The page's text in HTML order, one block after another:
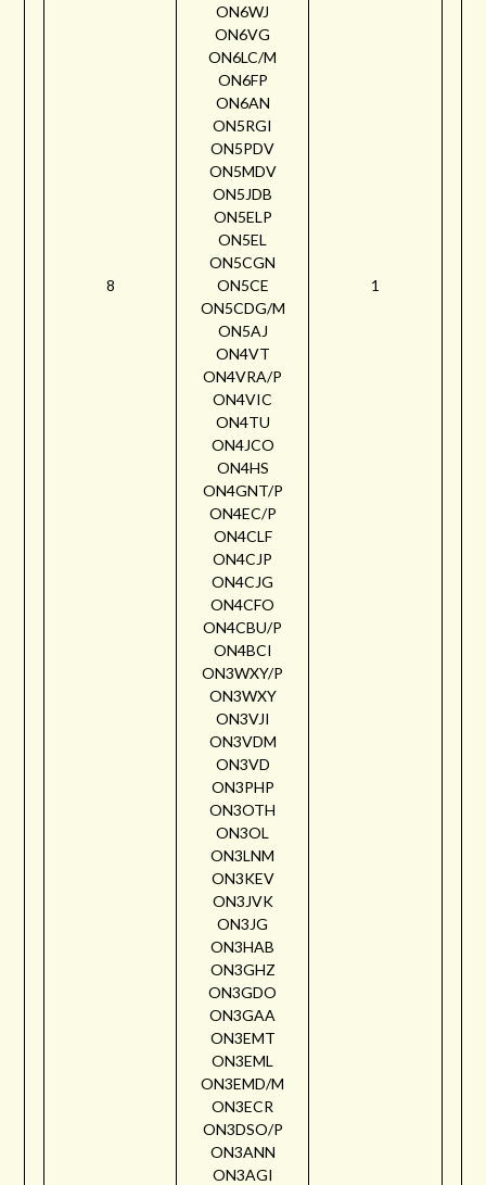
8
ON6WJ
ON6VG
ON6LC/M
ON6FP
ON6AN
ON5RGI
ON5PDV
ON5MDV
ON5JDB
ON5ELP
ON5EL
ON5CGN
ON5CE
ON5CDG/M
ON5AJ
ON4VT
ON4VRA/P
ON4VIC
ON4TU
ON4JCO
ON4HS
ON4GNT/P
ON4EC/P
ON4CLF
ON4CJP
ON4CJG
ON4CFO
ON4CBU/P
ON4BCI
ON3WXY/P
ON3WXY
ON3VJI
ON3VDM
ON3VD
ON3PHP
ON3OTH
ON3OL
ON3LNM
ON3KEV
ON3JVK
ON3JG
ON3HAB
ON3GHZ
ON3GDO
ON3GAA
ON3EMT
ON3EML
ON3EMD/M
ON3ECR
ON3DSO/P
ON3ANN
ON3AGI
1